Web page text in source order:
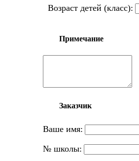
Возраст детей (класс):
Примечание
Заказчик
Ваше имя:
№ школы: